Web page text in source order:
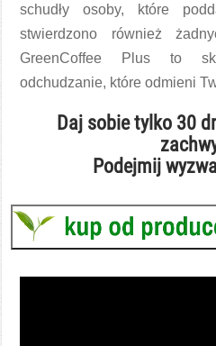
schudły osoby, które
stwierdzono również
GreenCoffee Plus to
odchudzanie, które odmieni
Daj sobie tylko 30
Podejmij